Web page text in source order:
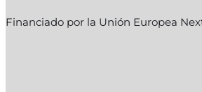
Financiado por la Unión Europea